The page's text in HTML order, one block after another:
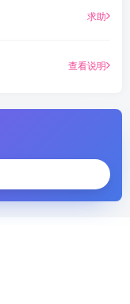
求助
查看说明